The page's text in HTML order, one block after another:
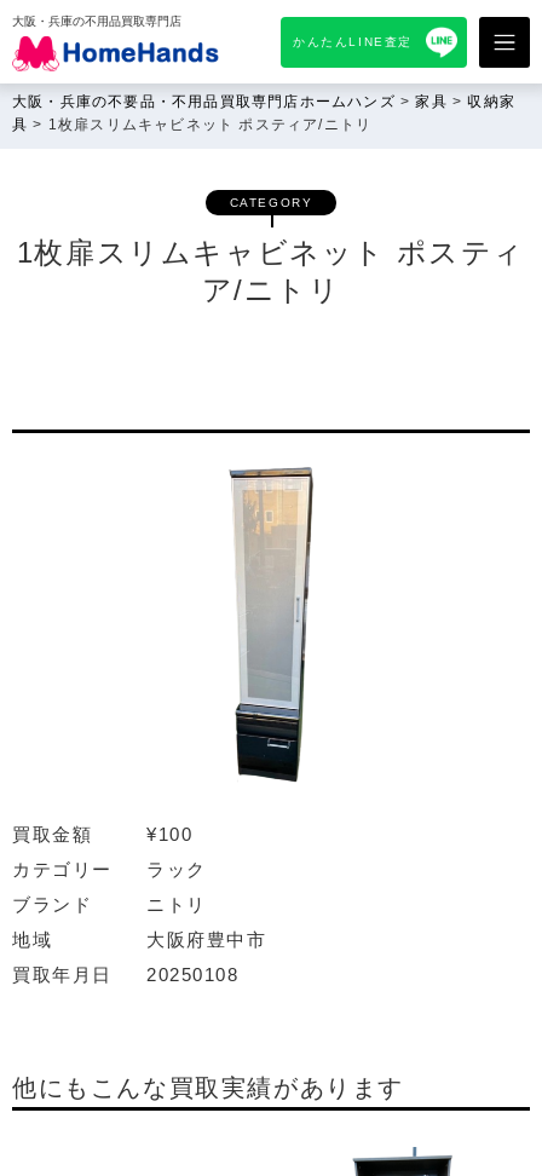
大阪・兵庫の不用品買取専門店
かんたんLINE査定
大阪・兵庫の不要品・不用品買取専門店ホームハンズ >家具 >収納家
具 > 1枚扉スリムキャビネット ポスティア/ニトリ
CATEGORY
1枚扉スリムキャビネット ポスティ
ア/ニトリ
買取金額
¥100
カテゴリー
ラック
ブランド
ニトリ
地域
大阪府豊中市
買取年月日
20250108
他にもこんな買取実績があります